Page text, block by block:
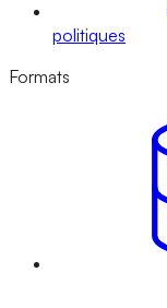
politiques
Formats